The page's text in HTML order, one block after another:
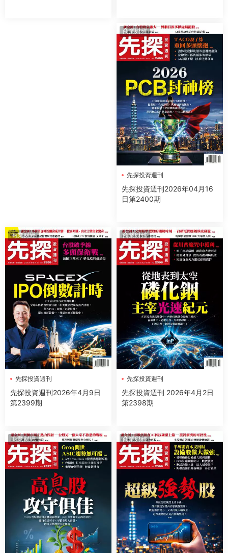
商業财經
先探投資週刊
先探投資週刊2026年04月16
日第2400期
商業财經
先探投資週刊
先探投資週刊2026年4月9日
第2399期
商業财經
先探投資週刊
先探投資週刊 2026年4月2日
第2398期
商業财經 商業财經